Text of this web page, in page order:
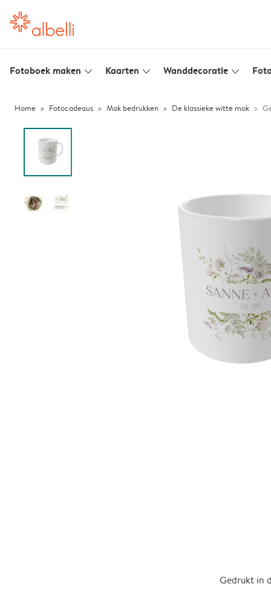
Fotoboek maken slim_arrow_down Kaarten slim_arrow_down Wanddecoratie slim_arrow_down
Home Fotocadeaus Mok bedrukken De klassieke witte mok
Gedrukt in